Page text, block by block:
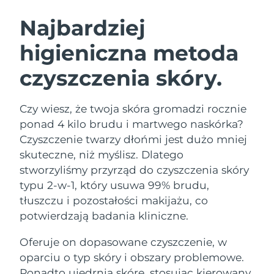
Najbardziej
higieniczna metoda
czyszczenia skóry.
Czy wiesz, że twoja skóra gromadzi rocznie
ponad 4 kilo brudu i martwego naskórka?
Czyszczenie twarzy dłońmi jest dużo mniej
skuteczne, niż myślisz. Dlatego
stworzyliśmy przyrząd do czyszczenia skóry
typu 2-w-1, który usuwa 99% brudu,
tłuszczu i pozostałości makijażu, co
potwierdzają badania kliniczne.
Oferuje on dopasowane czyszczenie, w
oparciu o typ skóry i obszary problemowe.
URODY
Oczyszczanie twarzy
LUNA™ 4 zestaw
Anti-aging massage
LUNA™ 4 Plus
Massage, LED heating
For men, anti-aging massage
Lifting twarzy
BEAR™ 2 zestaw
Microcurrent toning
BEAR™ 2 go
Microcurrent toning on-the-go
Microcurrent line smoothing device
Nawilżenie
UFO™ 3 zestaw
Deep facial hydration
UFO™ 3 LED
Near-infrared and red light therapy
device
Pielęgnacja jamy
ustnej
issa™ 4
Hybrid silicone sonic toothbrush
issa™ 4 plus
Smart hybrid silicone sonic toothbrush
FAQ™ ZABIEG ANTI-AGING
Anti-aging Zabiegi LED
Australia
Oczekiwany czas dostawy
13/08/2026
Austria
Oczekiwany czas dostawy
10/08/2026
Bahrajn
Oczekiwany czas dostawy
11/08/2026
Belgia
Oczekiwany czas dostawy
10/08/2026
Bermudy
Oczekiwany czas dostawy
Hercegowina
13/08/2026
Oczekiwany czas dostawy